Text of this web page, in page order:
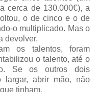
cerca de 130.000€), a
o de cinco e o de
o multiplicado. Mas o
devolver.
os talentos, foram
o talento, até o
Se os outros dois
largar, abrir mão, não
tinham.